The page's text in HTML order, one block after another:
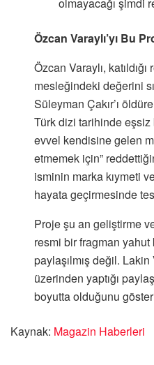
Özcan Varaylı’yı Bu
Özcan Varaylı,
mesleğindeki değerini
Süleyman Çakır’ı
Türk dizi tarihinde
evvel kendisine gelen
etmemek için”
isminin marka kıymeti
hayata geçirmesinde
Proje şu an geliştirme
resmi bir fragman
paylaşılmış değil. Lakin
üzerinden yaptığı
boyutta olduğunu
Kaynak: Magazin Haberleri